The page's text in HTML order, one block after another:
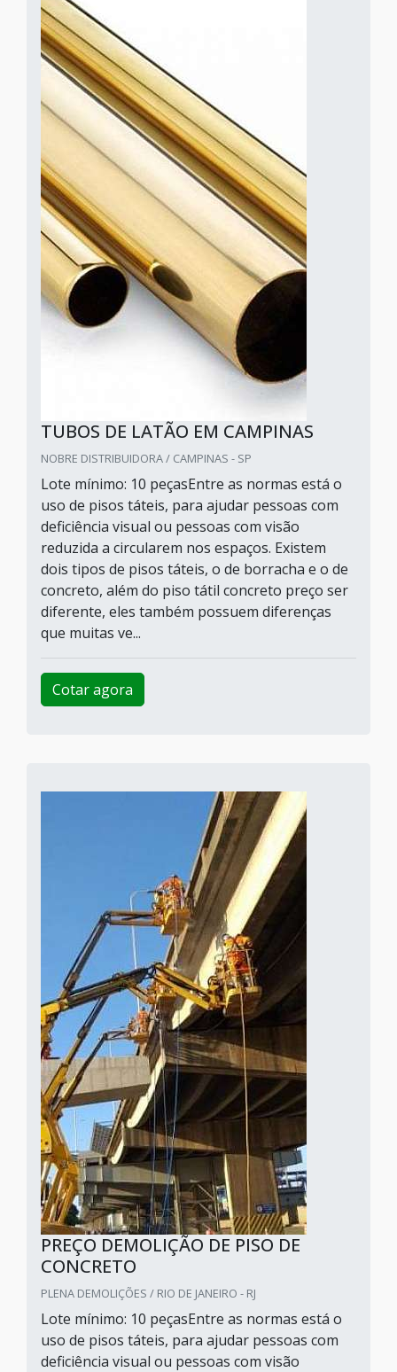
TUBOS DE LATÃO EM CAMPINAS
NOBRE DISTRIBUIDORA / CAMPINAS - SP
Lote mínimo: 10 peçasEntre as normas está o
uso de pisos táteis, para ajudar pessoas com
deficiência visual ou pessoas com visão
reduzida a circularem nos espaços. Existem
dois tipos de pisos táteis, o de borracha e o de
concreto, além do piso tátil concreto preço ser
diferente, eles também possuem diferenças
que muitas ve...
Cotar agora
PREÇO DEMOLIÇÃO DE PISO DE
CONCRETO
PLENA DEMOLIÇÕES / RIO DE JANEIRO - RJ
Lote mínimo: 10 peçasEntre as normas está o
uso de pisos táteis, para ajudar pessoas com
deficiência visual ou pessoas com visão